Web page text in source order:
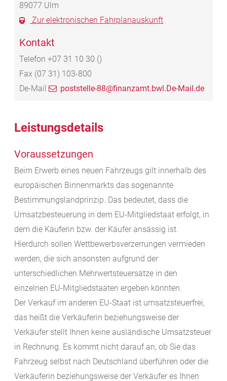
89077 Ulm
Zur elektronischen Fahrplanauskunft
Kontakt
Telefon +07 31 10 30 ()
Fax (07 31) 103-800
De-Mail
poststelle-88@finanzamt.bwl.De-Mail.de
Leistungsdetails
Voraussetzungen
Beim Erwerb eines neuen Fahrzeugs gilt innerhalb des
europäischen Binnenmarkts das sogenannte
Bestimmungslandprinzip. Das bedeutet, dass die
Umsatzbesteuerung in dem EU-Mitgliedstaat erfolgt, in
dem die Käuferin bzw. der Käufer ansässig ist.
Hierdurch sollen Wettbewerbsverzerrungen vermieden
werden, die sich ansonsten aufgrund der
unterschiedlichen Mehrwertsteuersätze in den
einzelnen EU-Mitgliedstaaten ergeben könnten.
Der Verkauf im anderen EU-Staat ist umsatzsteuerfrei,
das heißt die Verkäuferin beziehungsweise der
Verkäufer stellt Ihnen keine ausländische Umsatzsteuer
in Rechnung. Es kommt nicht darauf an, ob Sie das
Fahrzeug selbst nach Deutschland überführen oder die
Verkäuferin beziehungsweise der Verkäufer es Ihnen